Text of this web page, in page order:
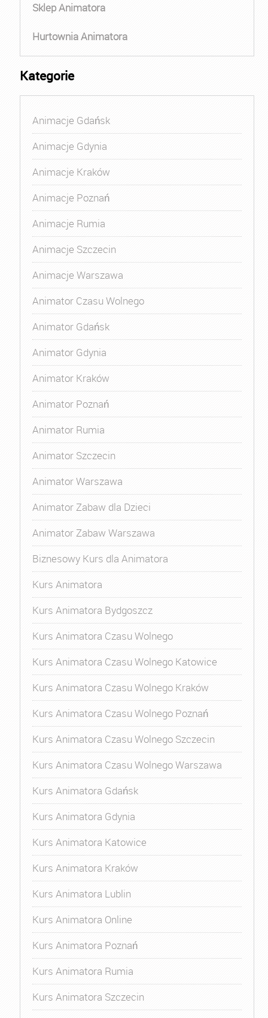
Sklep Animatora
Hurtownia Animatora
Kategorie
Animacje Gdańsk
Animacje Gdynia
Animacje Kraków
Animacje Poznań
Animacje Rumia
Animacje Szczecin
Animacje Warszawa
Animator Czasu Wolnego
Animator Gdańsk
Animator Gdynia
Animator Kraków
Animator Poznań
Animator Rumia
Animator Szczecin
Animator Warszawa
Animator Zabaw dla Dzieci
Animator Zabaw Warszawa
Biznesowy Kurs dla Animatora
Kurs Animatora
Kurs Animatora Bydgoszcz
Kurs Animatora Czasu Wolnego
Kurs Animatora Czasu Wolnego Katowice
Kurs Animatora Czasu Wolnego Kraków
Kurs Animatora Czasu Wolnego Poznań
Kurs Animatora Czasu Wolnego Szczecin
Kurs Animatora Czasu Wolnego Warszawa
Kurs Animatora Gdańsk
Kurs Animatora Gdynia
Kurs Animatora Katowice
Kurs Animatora Kraków
Kurs Animatora Lublin
Kurs Animatora Online
Kurs Animatora Poznań
Kurs Animatora Rumia
Kurs Animatora Szczecin